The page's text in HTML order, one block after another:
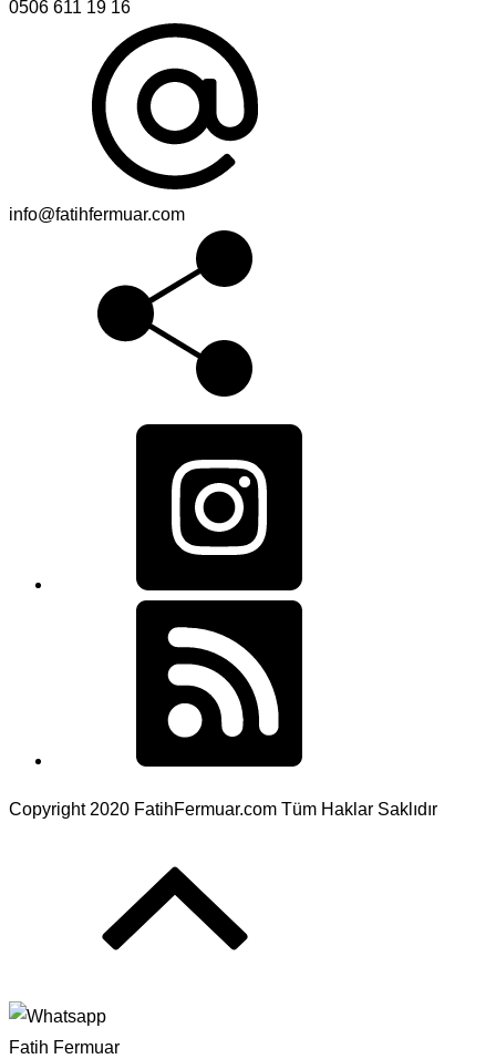
0506 611 19 16
info@fatihfermuar.com
Copyright 2020 FatihFermuar.com Tüm Haklar Saklıdır
Fatih Fermuar